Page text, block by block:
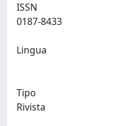
ISSN
Lingua
Tipo
Rivista